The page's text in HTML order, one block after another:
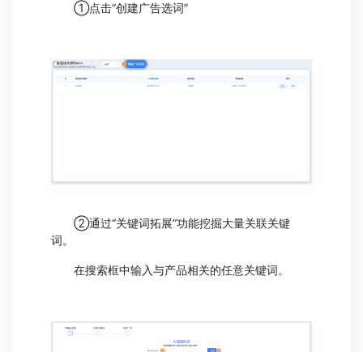
①点击“创建广告选词”
②通过“关键词拓展”功能挖掘大量关联关键
词。
在搜索框中输入与产品相关的任意关键词。